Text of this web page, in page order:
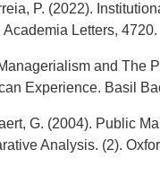
P. (2022).
Letters, 4720.
and The
Experience. Basil
G. (2004). Public
Analysis. (2).